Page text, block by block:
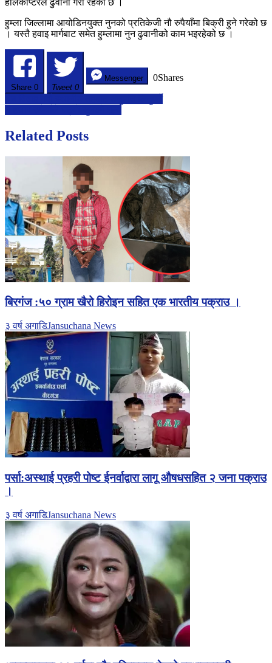
हुम्ला जिल्लामा आयोडिनयुक्त नुनको प्रतिकेजी नौ रुपैयाँमा बिक्री हुने गरेको छ
। यस्तै हवाइ मार्गबाट समेत हुम्लामा नुन ढुवानीको काम भइरहेको छ ।
Share 0 Tweet 0
Messenger 0Shares
Post
navigation
Related Posts
बिरगंज :५० ग्राम खैरो हिरोइन सहित एक भारतीय पक्राउ ।
३ वर्ष अगाडिJansuchana News
पर्सा:अस्थाई प्रहरी पोष्ट ईनर्वाद्वारा लागू औषधसहित २ जना पक्राउ
।
३ वर्ष अगाडिJansuchana News